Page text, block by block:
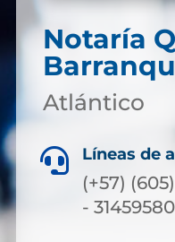
Notaría
Atlántico
 Líneas de
(+57)
-